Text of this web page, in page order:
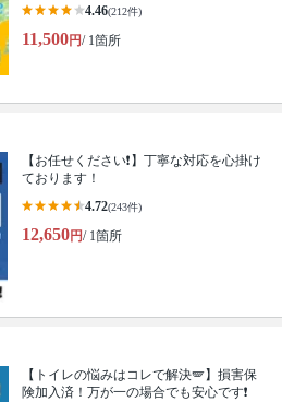
4.46(212件)
11,500円/ 1箇所
【お任せください❗️】丁寧な対応を心掛け
ております！
4.72(243件)
12,650円/ 1箇所
【トイレの悩みはコレで解決🪽】損害保
険加入済！万が一の場合でも安心です❗️